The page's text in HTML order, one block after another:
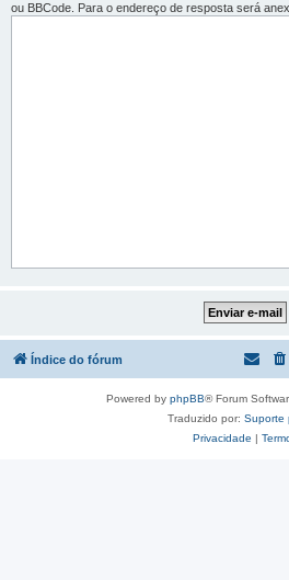
ou BBCode. Para o endereço de resposta será
Índice do fórum
Powered by phpBB® Forum
Traduzido por: Suporte
Privacidade |